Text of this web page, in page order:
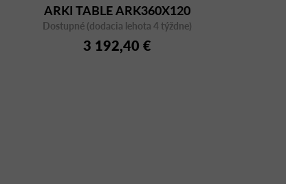
ARKI TABLE ARK360X120
BIANCO CFCBI
Dostupné (dodacia lehota 4 týždne)
3 192,40 €